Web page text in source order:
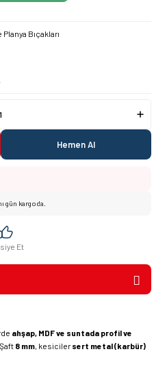
Bıçakları
Hemen Al
gün kargoda.
Et
ahşap, MDF ve suntada profil ve
8 mm, kesicilersert metal (karbür)